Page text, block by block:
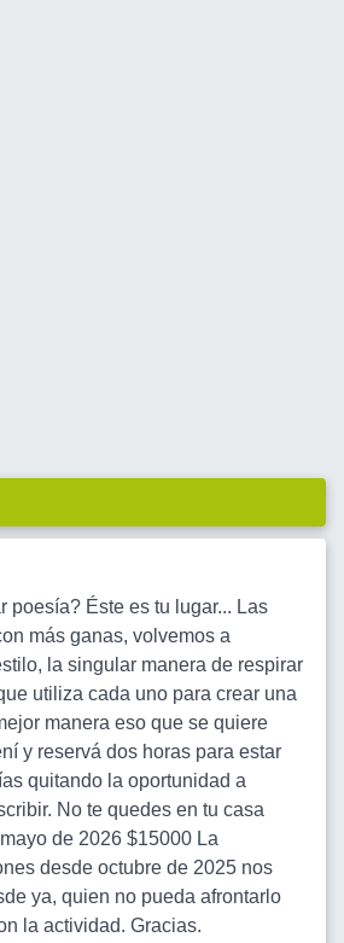
poesía? Éste es tu lugar... Las
más ganas, volvemos a
la singular manera de respirar
utiliza cada uno para crear una
manera eso que se quiere
y reservá dos horas para estar
quitando la oportunidad a
No te quedes en tu casa
de 2026 $15000 La
desde octubre de 2025 nos
ya, quien no pueda afrontarlo
la actividad. Gracias.